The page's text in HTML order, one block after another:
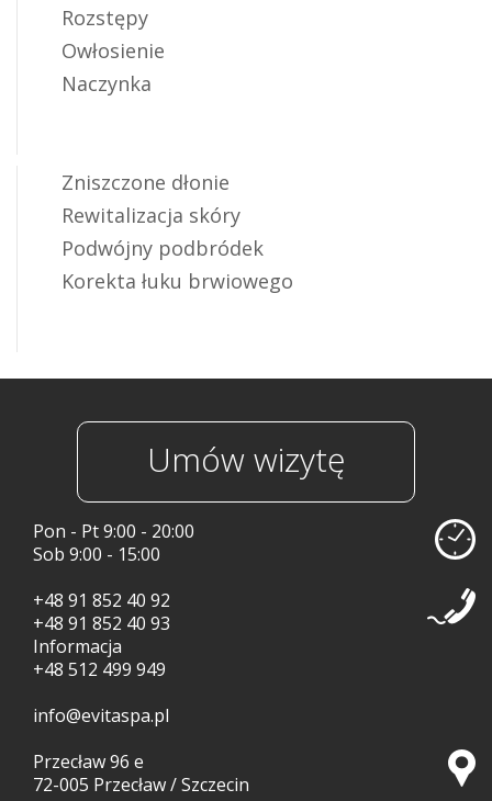
Rozstępy
Owłosienie
Naczynka
Zniszczone dłonie
Rewitalizacja skóry
Podwójny podbródek
Korekta łuku brwiowego
Umów wizytę
Pon - Pt 9:00 - 20:00
Sob 9:00 - 15:00
+48 91 852 40 92
+48 91 852 40 93
Informacja
+48 512 499 949
info@evitaspa.pl
Przecław 96 e
72-005 Przecław / Szczecin